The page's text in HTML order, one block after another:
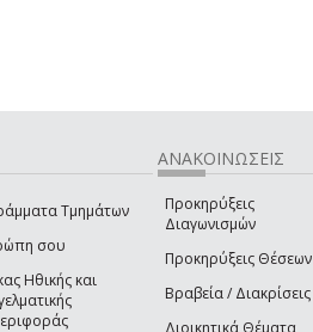
Τμημάτων
σου
Ηθικής και
ΑΝΑΚΟΙΝΩΣΕΙΣ
Προκηρύξεις
Διαγωνισμών
Προκηρύξεις Θέσεων
Βραβεία / Διακρίσεις
Διοικητικά Θέματα